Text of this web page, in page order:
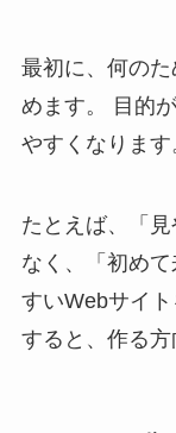
最初に、何の
めます。 目的
やすくなります
たとえば、「
なく、「初め
すいWebサイ
すると、作る方